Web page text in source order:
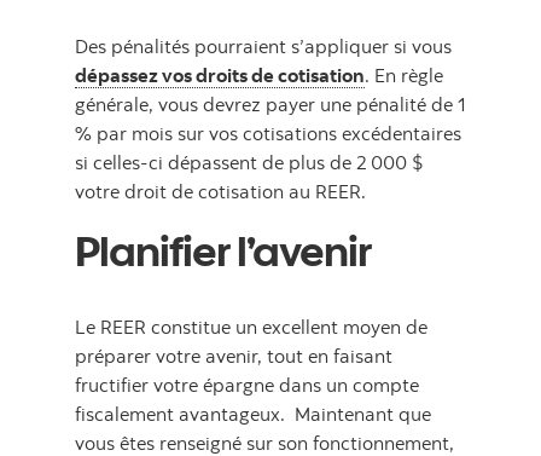
Des pénalités pourraient s’appliquer si vous
dépassez vos droits de cotisation. En règle
générale, vous devrez payer une pénalité de 1
% par mois sur vos cotisations excédentaires
si celles-ci dépassent de plus de 2 000 $
votre droit de cotisation au REER.
Planifier l’avenir
Le REER constitue un excellent moyen de
préparer votre avenir, tout en faisant
fructifier votre épargne dans un compte
fiscalement avantageux. Maintenant que
vous êtes renseigné sur son fonctionnement,